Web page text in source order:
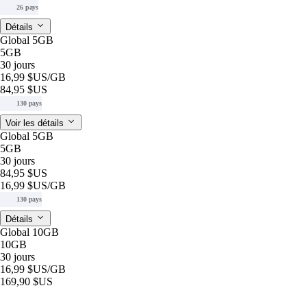
26 pays
Détails
Global 5GB
5GB
30 jours
16,99 $US/GB
84,95 $US
130 pays
Voir les détails
Global 5GB
5GB
30 jours
84,95 $US
16,99 $US/GB
130 pays
Détails
Global 10GB
10GB
30 jours
16,99 $US/GB
169,90 $US